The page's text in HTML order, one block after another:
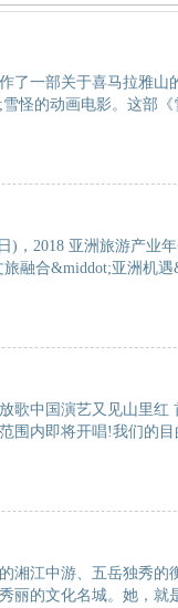
一部关于喜马拉雅山
雪怪的动画电影。这部
2018 亚洲旅游产业年
融合&middot;亚洲机
歌中国演艺又见山里红
围内即将开唱!我们的
江中游、五岳独秀的
丽的文化名城。她，就